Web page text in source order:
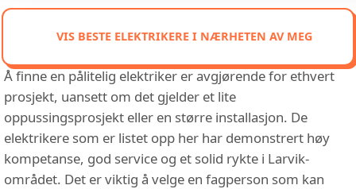
VIS BESTE ELEKTRIKERE I NÆRHETEN AV MEG
Å finne en pålitelig elektriker er avgjørende for ethvert
prosjekt, uansett om det gjelder et lite
oppussingsprosjekt eller en større installasjon. De
elektrikere som er listet opp her har demonstrert høy
kompetanse, god service og et solid rykte i Larvik-
området. Det er viktig å velge en fagperson som kan